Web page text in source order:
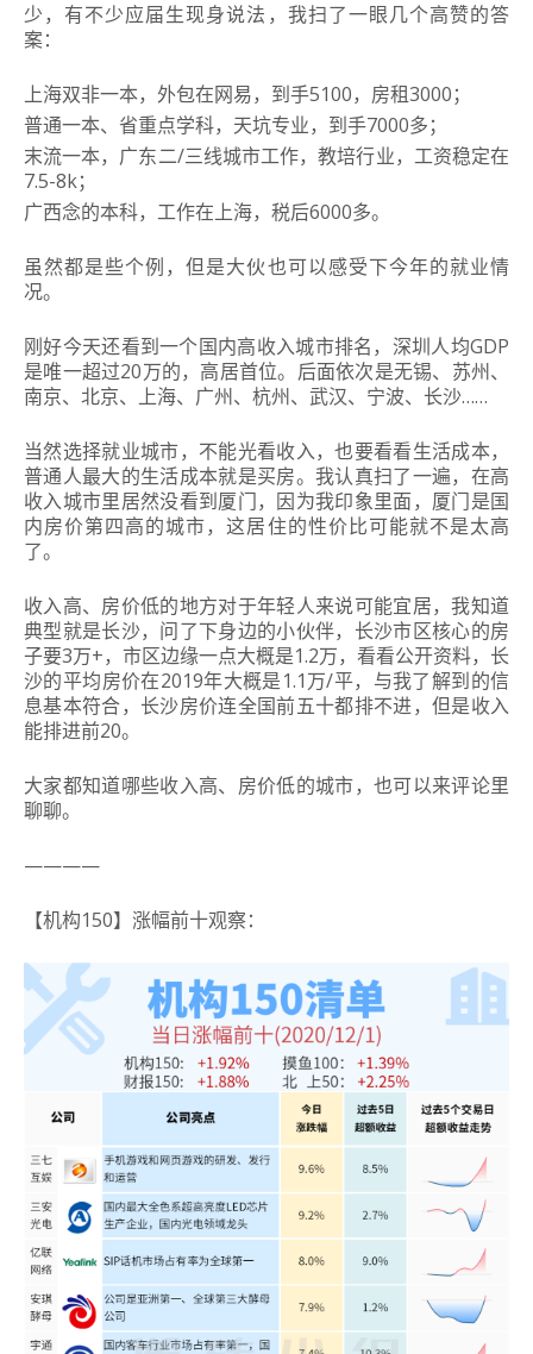
少，有不少应届生现身说法，我扫了一眼几个高赞的答
案：
上海双非一本，外包在网易，到手5100，房租3000；
普通一本、省重点学科，天坑专业，到手7000多；
末流一本，广东二/三线城市工作，教培行业，工资稳定在
7.5-8k；
广西念的本科，工作在上海，税后6000多。
虽然都是些个例，但是大伙也可以感受下今年的就业情
况。
刚好今天还看到一个国内高收入城市排名，深圳人均GDP
是唯一超过20万的，高居首位。后面依次是无锡、苏州、
南京、北京、上海、广州、杭州、武汉、宁波、长沙……
当然选择就业城市，不能光看收入，也要看看生活成本，
普通人最大的生活成本就是买房。我认真扫了一遍，在高
收入城市里居然没看到厦门，因为我印象里面，厦门是国
内房价第四高的城市，这居住的性价比可能就不是太高
了。
收入高、房价低的地方对于年轻人来说可能宜居，我知道
典型就是长沙，问了下身边的小伙伴，长沙市区核心的房
子要3万+，市区边缘一点大概是1.2万，看看公开资料，长
沙的平均房价在2019年大概是1.1万/平，与我了解到的信
息基本符合，长沙房价连全国前五十都排不进，但是收入
能排进前20。
大家都知道哪些收入高、房价低的城市，也可以来评论里
聊聊。
————
【机构150】涨幅前十观察：